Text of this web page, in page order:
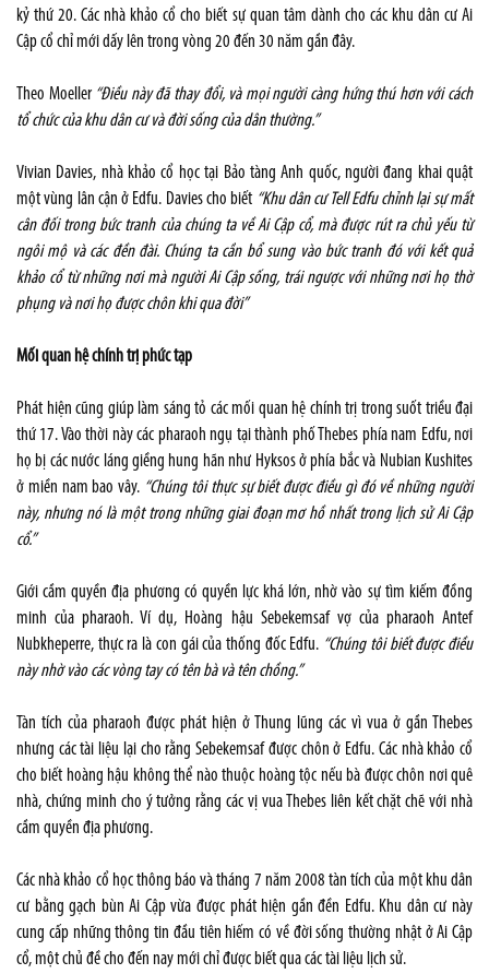
kỷ thứ 20. Các nhà khảo cổ cho biết sự quan tâm dành cho các khu dân cư Ai
Cập cổ chỉ mới dấy lên trong vòng 20 đến 30 năm gần đây.
Theo Moeller “Điều này đã thay đổi, và mọi người càng hứng thú hơn với cách
tổ chức của khu dân cư và đời sống của dân thường.”
Vivian Davies, nhà khảo cổ học tại Bảo tàng Anh quốc, người đang khai quật
một vùng lân cận ở Edfu. Davies cho biết “Khu dân cư Tell Edfu chỉnh lại sự mất
cân đối trong bức tranh của chúng ta về Ai Cập cổ, mà được rút ra chủ yếu từ
ngôi mộ và các đền đài. Chúng ta cần bổ sung vào bức tranh đó với kết quả
khảo cổ từ những nơi mà người Ai Cập sống, trái ngược với những nơi họ thờ
phụng và nơi họ được chôn khi qua đời”
Mối quan hệ chính trị phức tạp
Phát hiện cũng giúp làm sáng tỏ các mối quan hệ chính trị trong suốt triều đại
thứ 17. Vào thời này các pharaoh ngụ tại thành phốThebes phía nam Edfu, nơi
họ bị các nước láng giềng hung hãn như Hyksos ở phía bắc và Nubian Kushites
ở miền nam bao vây. “Chúng tôi thực sự biết được điều gì đó về những người
này, nhưng nó là một trong những giai đoạn mơ hồ nhất trong lịch sử Ai Cập
cổ.”
Giới cầm quyền địa phương có quyền lực khá lớn, nhờ vào sự tìm kiếm đồng
minh của pharaoh. Ví dụ, Hoàng hậu Sebekemsaf vợ của pharaoh Antef
Nubkheperre, thực ra là con gái của thống đốc Edfu. “Chúng tôi biết được điều
này nhờ vào các vòng tay có tên bà và tên chồng.”
Tàn tích của pharaoh được phát hiện ở Thung lũng các vì vua ở gần Thebes
nhưng các tài liệu lại cho rằng Sebekemsaf được chôn ở Edfu. Các nhà khảo cổ
cho biết hoàng hậu không thể nào thuộc hoàng tộc nếu bà được chôn nơi quê
nhà, chứng minh cho ý tưởng rằng các vị vuaThebesliên kết chặt chẽ với nhà
cầm quyền địa phương.
Các nhà khảo cổ học thông báo và tháng 7 năm 2008 tàn tích của một khu dân
cư bằng gạch bùn Ai Cập vừa được phát hiện gần đền Edfu. Khu dân cư này
cung cấp những thông tin đầu tiên hiếm có về đời sống thường nhật ở Ai Cập
cổ, một chủ đề cho đến nay mới chỉ được biết qua các tài liệu lịch sử.